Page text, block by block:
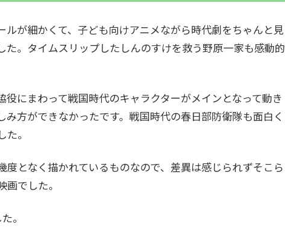
が細かくて、子ども向けアニメながら時代劇をちゃんと見
。タイムスリップしたしんのすけを救う野原一家も感動的
にまわって戦国時代のキャラクターがメインとなって動き
方ができなかったです。戦国時代の春日部防衛隊も面白く
。
となく描かれているものなので、差異は感じられずそこら
でした。
。